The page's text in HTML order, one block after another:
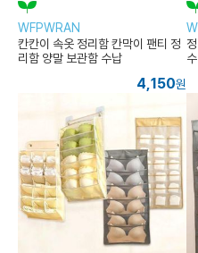
WFPWRAN
칸칸이 속옷 정리함 칸막이 팬티 정
리함 양말 보관함 수납
4,150원